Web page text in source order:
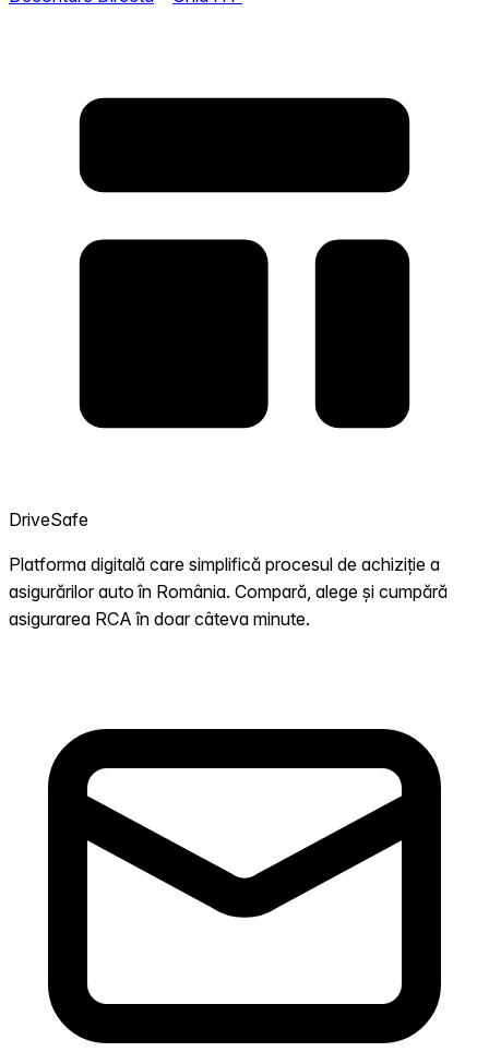
DriveSafe
Platforma digitală care simplifică procesul de achiziție a
asigurărilor auto în România. Compară, alege și cumpără
asigurarea RCA în doar câteva minute.